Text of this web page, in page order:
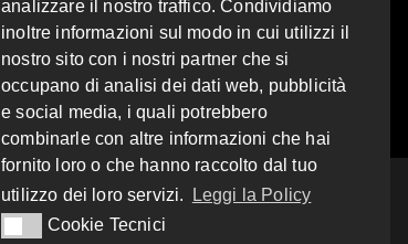
analizzare il nostro traffico. Condividiamo
inoltre informazioni sul modo in cui utilizzi il
nostro sito con i nostri partner che si
occupano di analisi dei dati web, pubblicità
e social media, i quali potrebbero
combinarle con altre informazioni che hai
fornito loro o che hanno raccolto dal tuo
utilizzo dei loro servizi.
Leggi la Policy
Cookie Tecnici
Cookie Tecnici